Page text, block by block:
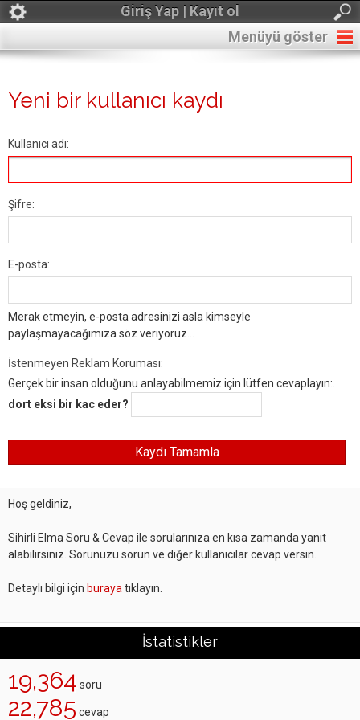
Giriş Yap | Kayıt ol
Menüyü göster
Yeni bir kullanıcı kaydı
Kullanıcı adı:
Şifre:
E-posta:
Merak etmeyin, e-posta adresinizi asla kimseyle
paylaşmayacağımıza söz veriyoruz...
İstenmeyen Reklam Koruması:
Gerçek bir insan olduğunu anlayabilmemiz için lütfen cevaplayın:.
dort eksi bir kac eder?
Hoş geldiniz,
Sihirli Elma Soru & Cevap ile sorularınıza en kısa zamanda yanıt
alabilirsiniz. Sorunuzu sorun ve diğer kullanıcılar cevap versin.
Detaylı bilgi için buraya tıklayın.
İstatistikler
19,364 soru
22,785 cevap